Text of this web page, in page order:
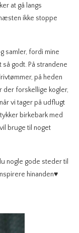
at gå langs
ikke stoppe
samler, fordi mine
godt. På strandene
på heden
der forskellige kogler,
vi tager på udflugt
birkebark med
bruge til noget
nogle gode steder til
hinanden♥